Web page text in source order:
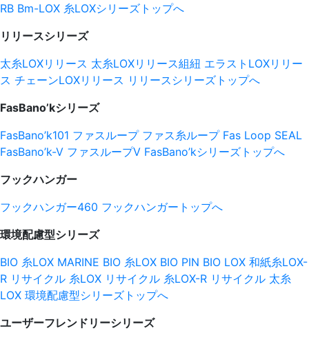
RB Bm-LOX 糸LOXシリーズトップへ
リリースシリーズ
太糸LOXリリース 太糸LOXリリース組紐 エラストLOXリリー
ス チェーンLOXリリース リリースシリーズトップへ
FasBano’kシリーズ
FasBano’k101 ファスループ ファス糸ループ Fas Loop SEAL
FasBano’k-V ファスループV FasBano’kシリーズトップへ
フックハンガー
フックハンガー460 フックハンガートップへ
環境配慮型シリーズ
BIO 糸LOX MARINE BIO 糸LOX BIO PIN BIO LOX 和紙糸LOX-
R リサイクル 糸LOX リサイクル 糸LOX-R リサイクル 太糸
LOX 環境配慮型シリーズトップへ
ユーザーフレンドリーシリーズ